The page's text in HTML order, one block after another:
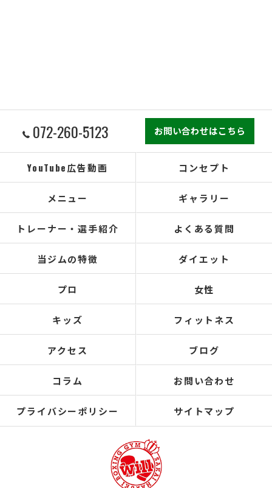
072-260-5123 お問い合わせはこちら
YouTube広告動画 コンセプト
メニュー ギャラリー
トレーナー・選手紹介 よくある質問
当ジムの特徴 ダイエット
プロ 女性
キッズ フィットネス
アクセス ブログ
コラム お問い合わせ
プライバシーポリシー サイトマップ